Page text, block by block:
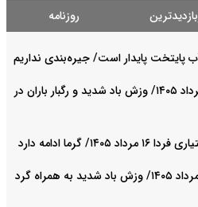
روزنامه
پایدار است/ جیره‌بندی نداریم
پیش بینی هوای کرمان فردا ۱۶ مرداد ۱۴۰۵/ وزش باد شدید و رگبار باران در
ادامه دارد
پیش بینی هوای همدان فردا ۱۶ مرداد ۱۴۰۵/ وزش باد شدید به همراه گرد